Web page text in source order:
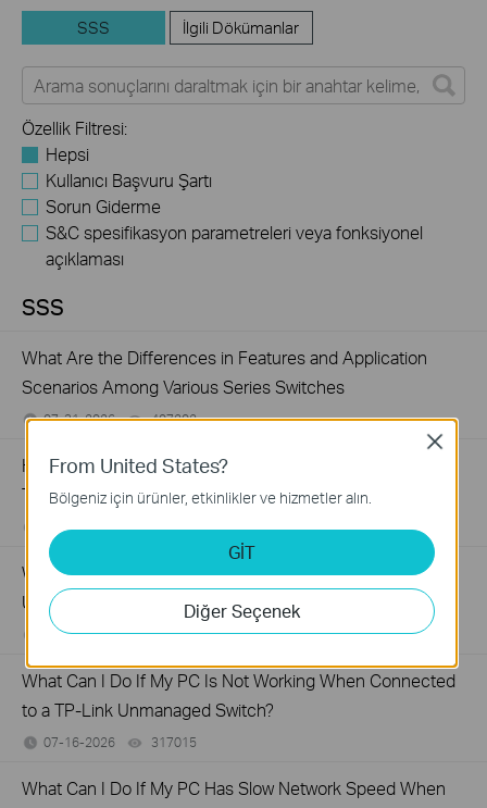
SSS İlgili Dökümanlar
Özellik Filtresi:
Hepsi
Kullanıcı Başvuru Şartı
Sorun Giderme
S&C spesifikasyon parametreleri veya fonksiyonel
açıklaması
SSS
What Are the Differences in Features and Application
Scenarios Among Various Series Switches
07-31-2026 407202views
How to Test the Jumbo Frame Pass-Through Feature on
TP-Link Switches
07-31-2026 287587views
Why Are the Ethernet LED Indicators Off on My TP-Link
Unmanaged Switch?
07-17-2026 415708views
What Can I Do If My PC Is Not Working When Connected
to a TP-Link Unmanaged Switch?
07-16-2026 317015
What Can I Do If My PC Has Slow Network Speed When
From United States?
Bölgeniz için ürünler, etkinlikler ve hizmetler alın.
GİT
Diğer Seçenek
Close